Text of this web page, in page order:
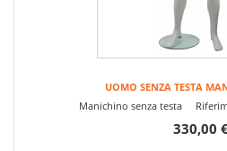
UOMO SENZA TESTA
Manichino senza testa
330,00